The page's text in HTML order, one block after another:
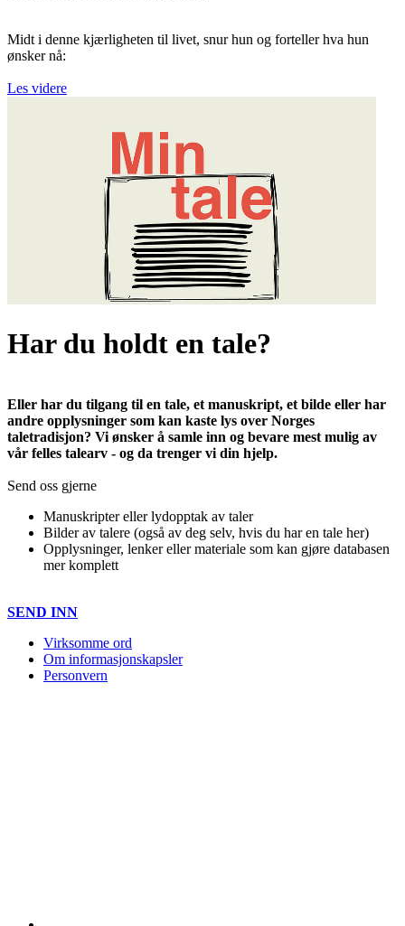
Midt i denne kjærligheten til livet, snur hun og forteller hva hun
ønsker nå:
Les videre
Har du holdt en tale?
Eller har du tilgang til en tale, et manuskript, et bilde eller har
andre opplysninger som kan kaste lys over Norges
taletradisjon? Vi ønsker å samle inn og bevare mest mulig av
vår felles talearv - og da trenger vi din hjelp.
Send oss gjerne
Manuskripter eller lydopptak av taler
Bilder av talere (også av deg selv, hvis du har en tale her)
Opplysninger, lenker eller materiale som kan gjøre databasen
mer komplett
SEND INN
Virksomme ord
Om informasjonskapsler
Personvern